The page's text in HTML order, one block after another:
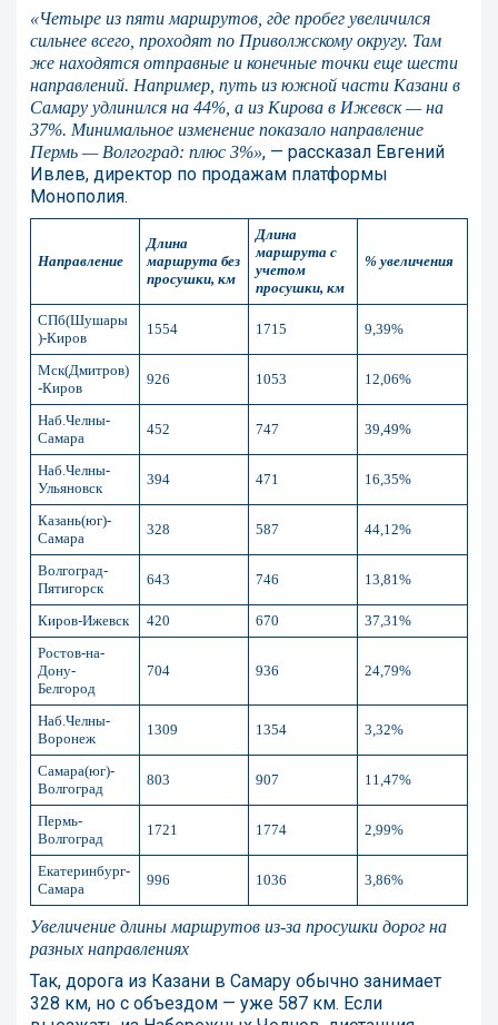
«Четыре из пяти маршрутов, где пробег увеличился
сильнее всего, проходят по Приволжскому округу. Там
же находятся отправные и конечные точки еще шести
направлений. Например, путь из южной части Казани в
Самару удлинился на 44%, а из Кирова в Ижевск — на
37%. Минимальное изменение показало направление
Пермь — Волгоград: плюс 3%», — рассказал Евгений
Ивлев, директор по продажам платформы
Монополия.
Направление
Длина
маршрута без
просушки, км
Длина
маршрута с
учетом
просушки, км
% увеличения
СПб(Шушары
)-Киров
1554 1715 9,39%
Мск(Дмитров)
-Киров
926 1053 12,06%
Наб.Челны-
Самара
452 747 39,49%
Наб.Челны-
Ульяновск
394 471 16,35%
Казань(юг)-
Самара
328 587 44,12%
Волгоград-
Пятигорск
643 746 13,81%
Киров-Ижевск 420 670 37,31%
Ростов-на-
Дону-
Белгород
704 936 24,79%
Наб.Челны-
Воронеж
1309 1354 3,32%
Самара(юг)-
Волгоград
803 907 11,47%
Пермь-
Волгоград
1721 1774 2,99%
Екатеринбург-
Самара
996 1036 3,86%
Увеличение длины маршрутов из-за просушки дорог на
разных направлениях
Так, дорога из Казани в Самару обычно занимает
328 км, но с объездом — уже 587 км. Если